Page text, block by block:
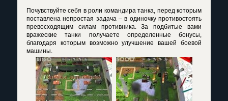
Почувствуйте себя в роли командира танка, перед которым
поставлена непростая задача – в одиночку противостоять
превосходящим силам противника. За подбитые вами
вражеские танки получаете определенные бонусы,
благодаря которым возможно улучшение вашей боевой
машины.